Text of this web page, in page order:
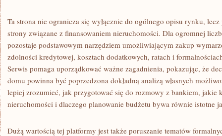
Ta strona nie ogranicza się wyłącznie do ogólnego opisu rynku,
strony związane z finansowaniem nieruchomości. Dla ogromnej
pozostaje podstawowym narzędziem umożliwiającym zakup
zdolności kredytowej, kosztach dodatkowych, ratach i
Serwis pomaga uporządkować ważne zagadnienia, pokazując, że
domu powinna być poprzedzona dokładną analizą własnych
lepiej zrozumieć, jak przygotować się do rozmowy z bankiem, jakie
nieruchomości i dlaczego planowanie budżetu bywa równie istotne
Dużą wartością tej platformy jest także poruszanie tematów